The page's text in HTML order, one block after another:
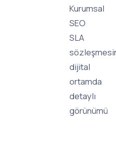
Kurumsal
SEO
SLA
dijital
ortamda
detaylı
görünümü